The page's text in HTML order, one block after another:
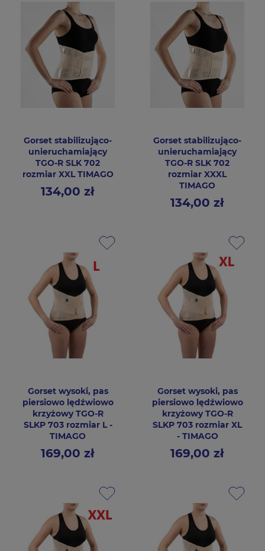
Gorset stabilizująco-
unieruchamiający
TGO-R SLK 702
rozmiar XXL TIMAGO
Cena134,00 zł
Gorset stabilizująco-
unieruchamiający
TGO-R SLK 702
rozmiar XXXL
TIMAGO
Cena134,00 zł
Gorset wysoki, pas
piersiowo lędźwiowo
krzyżowy TGO-R
SLKP 703 rozmiar L -
TIMAGO
Cena169,00 zł
Gorset wysoki, pas
piersiowo lędźwiowo
krzyżowy TGO-R
SLKP 703 rozmiar XL
- TIMAGO
Cena169,00 zł